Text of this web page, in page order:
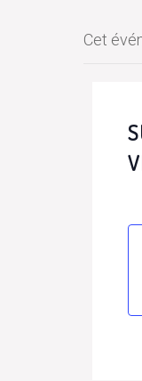
Cet